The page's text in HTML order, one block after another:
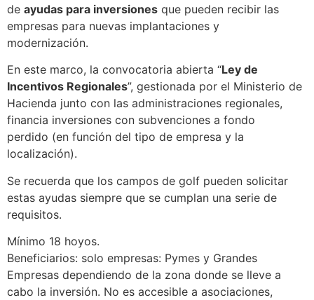
de ayudas para inversiones que pueden recibir las
empresas para nuevas implantaciones y
modernización.
En este marco, la convocatoria abierta “Ley de
Incentivos Regionales”, gestionada por el Ministerio de
Hacienda junto con las administraciones regionales,
financia inversiones con subvenciones a fondo
perdido (en función del tipo de empresa y la
localización).
Se recuerda que los campos de golf pueden solicitar
estas ayudas siempre que se cumplan una serie de
requisitos.
Mínimo 18 hoyos.
Beneficiarios: solo empresas: Pymes y Grandes
Empresas dependiendo de la zona donde se lleve a
cabo la inversión. No es accesible a asociaciones,